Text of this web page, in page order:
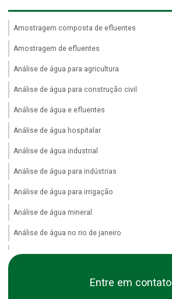
Amostragem composta de efluentes
Amostragem de efluentes
Análise de água para agricultura
Análise de água para construção civil
Análise de água e efluentes
Análise de água hospitalar
Análise de água industrial
Análise de água para indústrias
Análise de água para irrigação
Análise de água mineral
Análise de água no rio de janeiro
Análise de água no rj
Entre em contato